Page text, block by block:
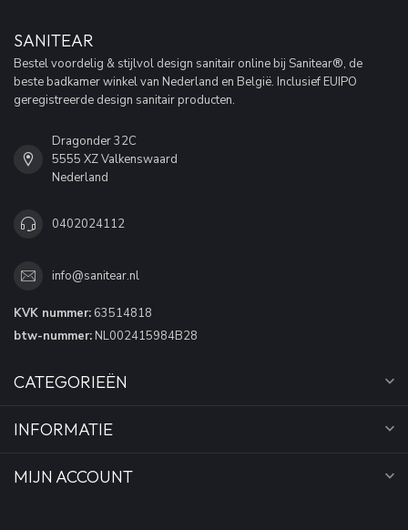
SANITEAR
Bestel voordelig & stijlvol design sanitair online bij Sanitear®, de
beste badkamer winkel van Nederland en België. Inclusief EUIPO
geregistreerde design sanitair producten.
Dragonder 32C
5555 XZ Valkenswaard
Nederland
0402024112
info@sanitear.nl
KVK nummer: 63514818
btw-nummer: NL002415984B28
CATEGORIEËN
INFORMATIE
MIJN ACCOUNT